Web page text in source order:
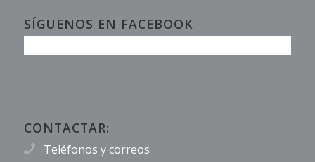
SÍGUENOS EN FACEBOOK
CONTACTAR:
Teléfonos y correos